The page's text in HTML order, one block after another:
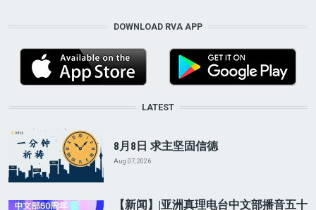
DOWNLOAD RVA APP
LATEST
8月8日 求主坚固信德
Aug 07, 2026
【新闻】|亚洲真理电台中文部播音五十